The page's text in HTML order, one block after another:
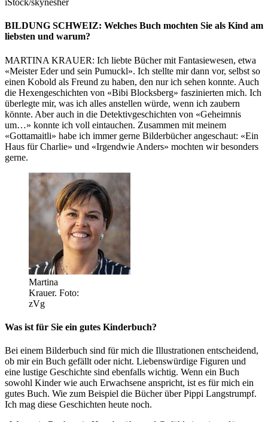
iStock/skynesher
BILDUNG SCHWEIZ: Welches Buch mochten Sie als Kind am
liebsten und warum?
MARTINA KRAUER: Ich liebte Bücher mit Fantasiewesen, etwa
«Meister Eder und sein Pumuckl». Ich stellte mir dann vor, selbst so
einen Kobold als Freund zu haben, den nur ich sehen konnte. Auch
die Hexengeschichten von «Bibi Blocksberg» faszinierten mich. Ich
überlegte mir, was ich alles anstellen würde, wenn ich zaubern
könnte. Aber auch in die Detektivgeschichten von «Geheimnis
um…» konnte ich voll eintauchen. Zusammen mit meinem
«Gottamaitli» habe ich immer gerne Bilderbücher angeschaut: «Ein
Haus für Charlie» und «Irgendwie Anders» mochten wir besonders
gerne.
Martina
Krauer. Foto:
zVg
Was ist für Sie ein gutes Kinderbuch?
Bei einem Bilderbuch sind für mich die Illustrationen entscheidend,
ob mir ein Buch gefällt oder nicht. Liebenswürdige Figuren und
eine lustige Geschichte sind ebenfalls wichtig. Wenn ein Buch
sowohl Kinder wie auch Erwachsene anspricht, ist es für mich ein
gutes Buch. Wie zum Beispiel die Bücher über Pippi Langstrumpf.
Ich mag diese Geschichten heute noch.